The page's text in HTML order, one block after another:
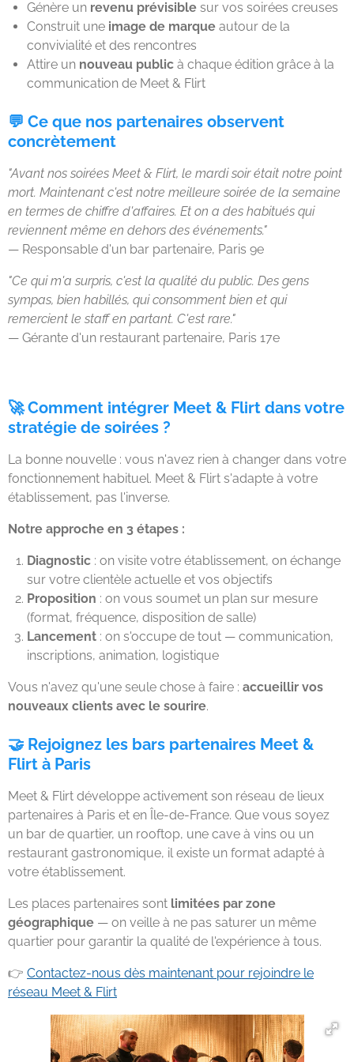
Génère un revenu prévisible sur vos soirées creuses
Construit une image de marque autour de la
convivialité et des rencontres
Attire un nouveau public à chaque édition grâce à la
communication de Meet & Flirt
💬 Ce que nos partenaires observent
concrètement
"Avant nos soirées Meet & Flirt, le mardi soir était notre point
mort. Maintenant c'est notre meilleure soirée de la semaine
en termes de chiffre d'affaires. Et on a des habitués qui
reviennent même en dehors des événements."
— Responsable d'un bar partenaire, Paris 9e
"Ce qui m'a surpris, c'est la qualité du public. Des gens
sympas, bien habillés, qui consomment bien et qui
remercient le staff en partant. C'est rare."
— Gérante d'un restaurant partenaire, Paris 17e
🚀 Comment intégrer Meet & Flirt dans votre
stratégie de soirées ?
La bonne nouvelle : vous n'avez rien à changer dans votre
fonctionnement habituel. Meet & Flirt s'adapte à votre
établissement, pas l'inverse.
Notre approche en 3 étapes :
Diagnostic : on visite votre établissement, on échange
sur votre clientèle actuelle et vos objectifs
Proposition : on vous soumet un plan sur mesure
(format, fréquence, disposition de salle)
Lancement : on s'occupe de tout — communication,
inscriptions, animation, logistique
Vous n'avez qu'une seule chose à faire : accueillir vos
nouveaux clients avec le sourire.
🤝 Rejoignez les bars partenaires Meet &
Flirt à Paris
Meet & Flirt développe activement son réseau de lieux
partenaires à Paris et en Île-de-France. Que vous soyez
un bar de quartier, un rooftop, une cave à vins ou un
restaurant gastronomique, il existe un format adapté à
votre établissement.
Les places partenaires sont limitées par zone
géographique — on veille à ne pas saturer un même
quartier pour garantir la qualité de l'expérience à tous.
👉 Contactez-nous dès maintenant pour rejoindre le
réseau Meet & Flirt